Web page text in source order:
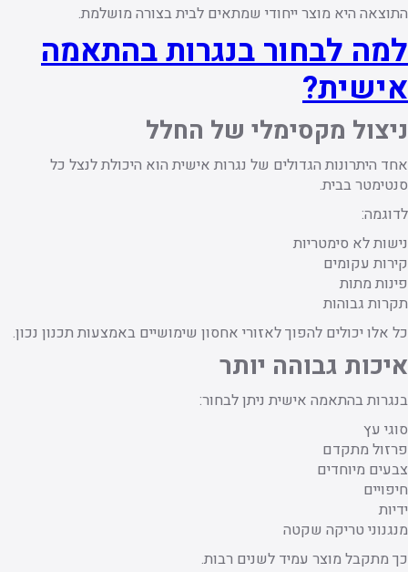
התוצאה היא מוצר ייחודי שמתאים לבית בצורה מושלמת.
למה לבחור בנגרות בהתאמה
אישית?
ניצול מקסימלי של החלל
אחד היתרונות הגדולים של נגרות אישית הוא היכולת לנצל כל
סנטימטר בבית.
לדוגמה:
נישות לא סימטריות
קירות עקומים
פינות מתות
תקרות גבוהות
כל אלו יכולים להפוך לאזורי אחסון שימושיים באמצעות תכנון נכון.
איכות גבוהה יותר
בנגרות בהתאמה אישית ניתן לבחור:
סוגי עץ
פרזול מתקדם
צבעים מיוחדים
חיפויים
ידיות
מנגנוני טריקה שקטה
כך מתקבל מוצר עמיד לשנים רבות.